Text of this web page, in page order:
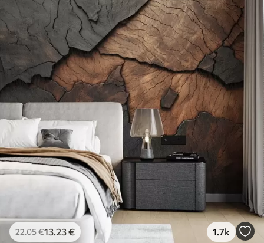
22.05€13 .23€ 1.7k